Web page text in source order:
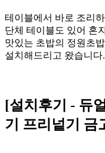
테이블에서 바로 조리
단체 테이블도 있어 혼
맛있는 초밥의 정원초
설치해드리고 왔습니다.
[설치후기 - 듀
기 프리넡기 금